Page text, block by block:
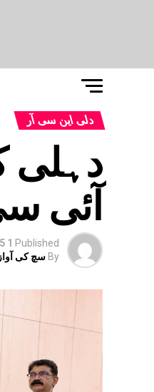
دلی این سی آر
دہلی
آئی
Published
1 year ago
By سچ کی